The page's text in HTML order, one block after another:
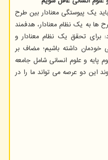
یک پیوستگی معنادار بین طرح
ها به یک نظام معنادار، هدفمند
تحقق یک نظام معنادار و
خودمان داشته باشیم؛ مضاف بر
پایه و علوم انسانی شامل جامعه
این دو عرصه می تواند ما را در